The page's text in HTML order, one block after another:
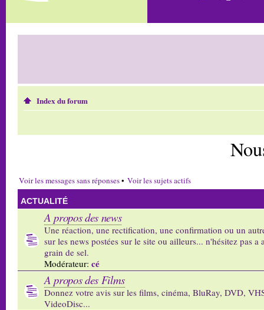
Index du forum
Voir les messages sans réponses• Voir les sujets actifs
ACTUALITÉ
A propos des news
Une réaction, une rectification, une confirmation ou un
sur les news postées sur le site ou ailleurs... n'hésitez pas a
grain de sel.
Modérateur: cé
A propos des Films
Donnez votre avis sur les films, cinéma, BluRay, DVD,
VideoDisc...